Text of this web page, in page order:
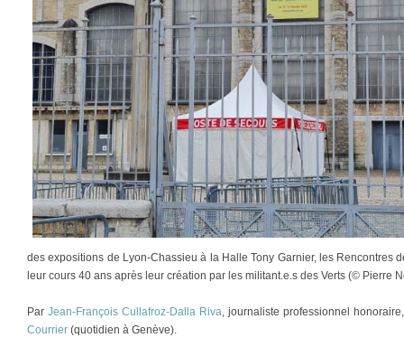
des expositions de Lyon-Chassieu à la Halle Tony Garnier, les Rencontres
leur cours 40 ans après leur création par les militant.e.s des Verts (© Pierre
Par Jean-François Cullafroz-Dalla Riva, journaliste professionnel
Courrier (quotidien à Genève).